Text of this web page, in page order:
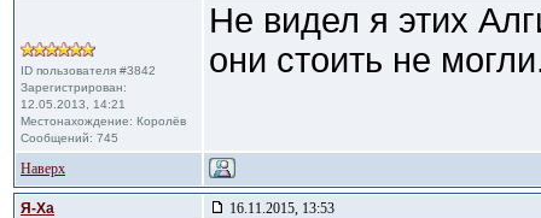
ID пользователя #3842
Зарегистрирован:
12.05.2013, 14:21
Местонахождение: Королёв
Сообщений: 745
Не видел я этих
они стоить не
Наверх
Я-Ха 16.11.2015, 13:53